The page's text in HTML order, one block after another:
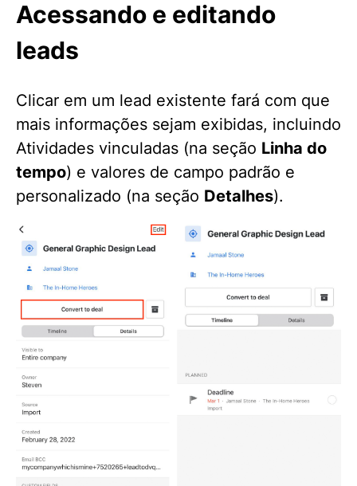
Acessando e editando
leads
Clicar em um lead existente fará com que
mais informações sejam exibidas, incluindo
Atividades vinculadas (na seção Linha do
tempo) e valores de campo padrão e
personalizado (na seção Detalhes).